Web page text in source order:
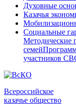
Духовные
Казачья
Социальные
Методические
семей
участников
Всероссийское
казачье общество